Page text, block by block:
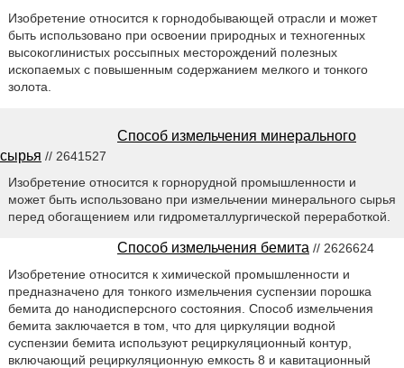
Изобретение относится к горнодобывающей отрасли и может
быть использовано при освоении природных и техногенных
высокоглинистых россыпных месторождений полезных
ископаемых с повышенным содержанием мелкого и тонкого
золота.
Способ измельчения минерального
сырья // 2641527
Изобретение относится к горнорудной промышленности и
может быть использовано при измельчении минерального сырья
перед обогащением или гидрометаллургической переработкой.
Способ измельчения бемита // 2626624
Изобретение относится к химической промышленности и
предназначено для тонкого измельчения суспензии порошка
бемита до нанодисперсного состояния. Способ измельчения
бемита заключается в том, что для циркуляции водной
суспензии бемита используют рециркуляционный контур,
включающий рециркуляционную емкость 8 и кавитационный